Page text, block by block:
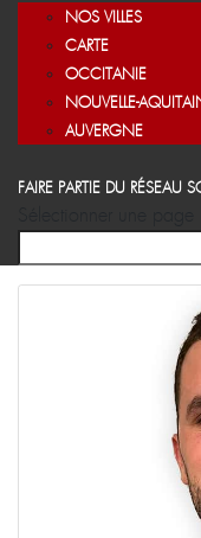
NOS VILLES
CARTE
OCCITANIE
NOUVELLE-
AUVERGNE
FAIRE PARTIE DU RÉSEAU